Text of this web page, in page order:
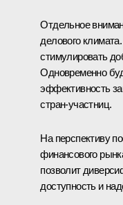
Отдельное
делового
стимулировать
Одновременно
эффективность
стран-участниц.
На перспективу
финансового
позволит
доступность и